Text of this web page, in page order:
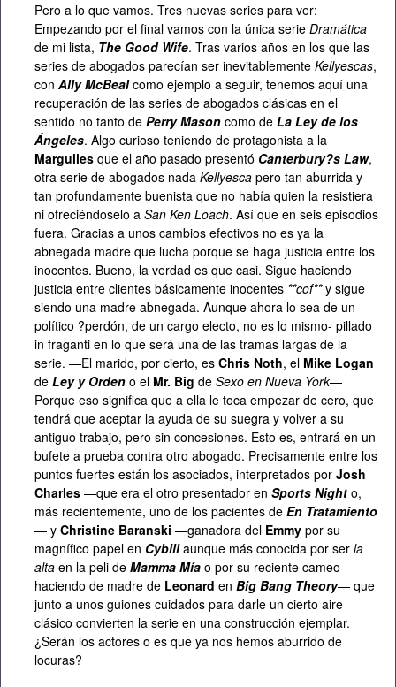
Pero a lo que vamos. Tres nuevas series para ver:
Empezando por el final vamos con la única serie Dramática
de mi lista, The Good Wife. Tras varios años en los que las
series de abogados parecían ser inevitablemente Kellyescas,
con Ally McBealcomo ejemplo a seguir, tenemos aquí una
recuperación de las series de abogados clásicas en el
sentido no tanto de Perry Mason como de La Ley de los
Ángeles. Algo curioso teniendo de protagonista a la
Margulies que el año pasado presentó Canterbury?s Law,
otra serie de abogados nada Kellyesca pero tan aburrida y
tan profundamente buenista que no había quien la resistiera
ni ofreciéndoselo a San Ken Loach. Así que en seis episodios
fuera. Gracias a unos cambios efectivos no es ya la
abnegada madre que lucha porque se haga justicia entre los
inocentes. Bueno, la verdad es que casi. Sigue haciendo
justicia entre clientes básicamente inocentes **cof**y sigue
siendo una madre abnegada. Aunque ahora lo sea de un
político ?perdón, de un cargo electo, no es lo mismo- pillado
in fraganti en lo que será una de las tramas largas de la
serie. —El marido, por cierto, es Chris Noth, el Mike Logan
de Ley y Orden o el Mr. Big de Sexo en Nueva York—
Porque eso significa que a ella le toca empezar de cero, que
tendrá que aceptar la ayuda de su suegra y volver a su
antiguo trabajo, pero sin concesiones. Esto es, entrará en un
bufete a prueba contra otro abogado. Precisamente entre los
puntos fuertes están los asociados, interpretados por Josh
Charles —que era el otro presentador en Sports Night o,
más recientemente, uno de los pacientes de En Tratamiento
— y Christine Baranski —ganadora del Emmy por su
magnífico papel en Cybillaunque más conocida por ser la
alta en la peli de Mamma Mía o por su reciente cameo
haciendo de madre de Leonard en Big Bang Theory— que
junto a unos guiones cuidados para darle un cierto aire
clásico convierten la serie en una construcción ejemplar.
¿Serán los actores o es que ya nos hemos aburrido de
locuras?